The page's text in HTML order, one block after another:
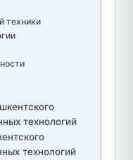
техники
технологий
технологий